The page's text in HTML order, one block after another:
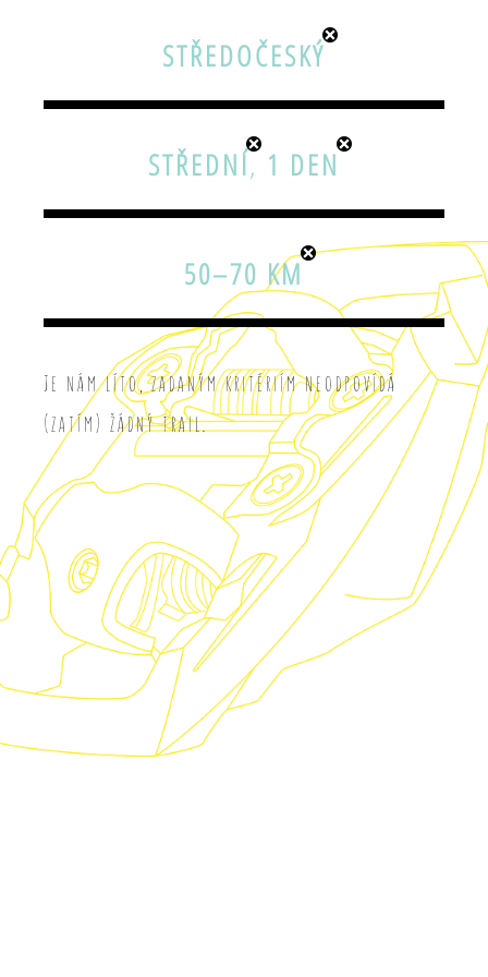
STŘEDOČESKÝ
STŘEDNÍ, 1 DEN
50–70 KM
Je nám líto, zadaným kritériím neodpovídá
(zatím) žádný trail.